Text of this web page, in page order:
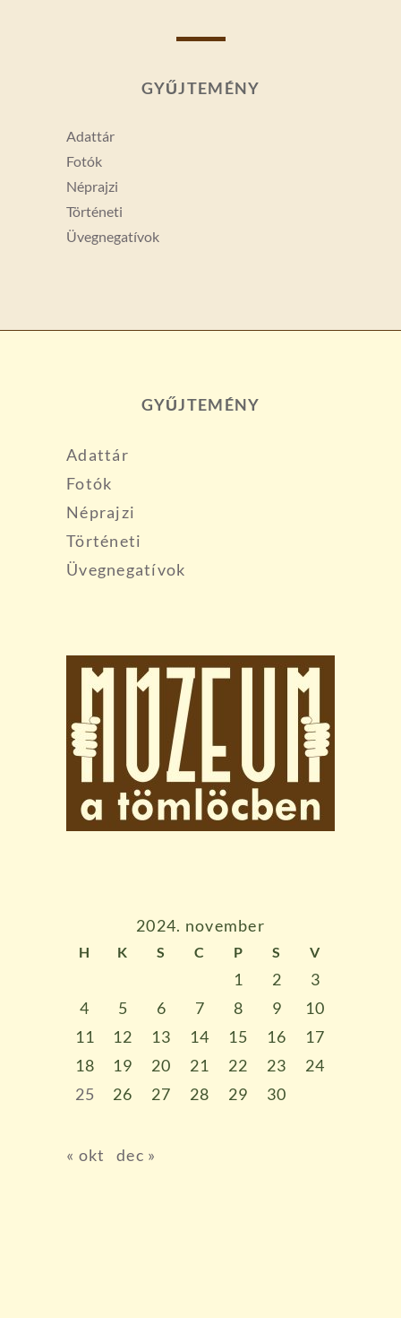
GYŰJTEMÉNY
Adattár
Fotók
Néprajzi
Történeti
Üvegnegatívok
GYŰJTEMÉNY
Adattár
Fotók
Néprajzi
Történeti
Üvegnegatívok
2024. november
H K S C P S V
1 2
3
4
5 6 7 8 9
10
11
12 13 14 15 16
17
18
19 20 21 22 23
24
25
26 27 28 29 30
« okt dec »